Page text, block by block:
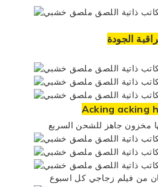
الجودة
مخزون جاهز للشحن السريع
من فيلم زجاجي